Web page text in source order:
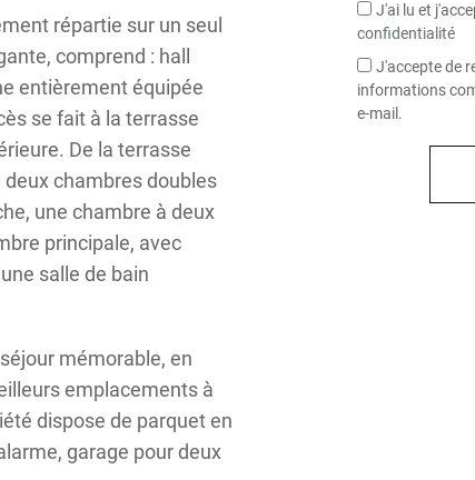
répartie sur un seul
comprend : hall
entièrement équipée
se fait à la terrasse
De la terrasse
chambres doubles
une chambre à deux
principale, avec
salle de bain
mémorable, en
emplacements à
dispose de parquet en
garage pour deux
J'ai lu et
confidentialité
J'accepte de
informations
e-mail.